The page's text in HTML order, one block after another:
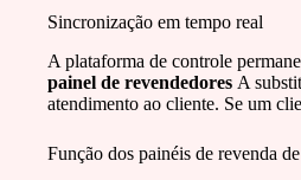
Sincronização em tempo real
A plataforma de controle
painel de revendedores A
atendimento ao cliente. Se um
Função dos painéis de revenda